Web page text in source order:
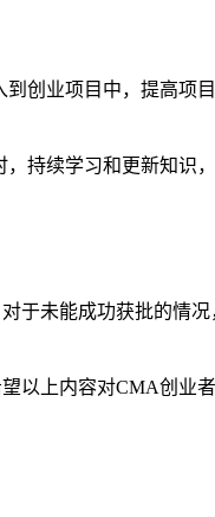
创业项目中，提高项
持续学习和更新知识
于未能成功获批的情
以上内容对CMA创业